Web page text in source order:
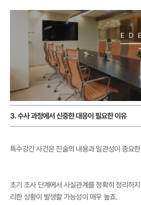
3. 수사 과정에서 신중한 대응이 필요한 이유
특수강간 사건은 진술의 내용과 일관성이 중요
초기 조사 단계에서 사실관계를 정확히 정리하
리한 상황이 발생할 가능성이 매우 높죠.